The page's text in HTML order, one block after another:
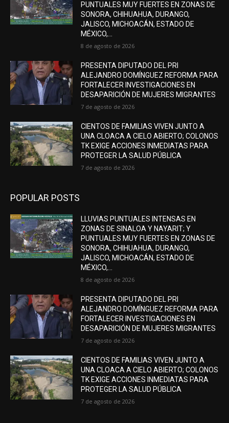
PUNTUALES MUY FUERTES EN ZONAS DE
SONORA, CHIHUAHUA, DURANGO,
JALISCO, MICHOACÁN, ESTADO DE
MÉXICO,...
8 de agosto de 2026
PRESENTA DIPUTADO DEL PRI
ALEJANDRO DOMÍNGUEZ REFORMA PARA
FORTALECER INVESTIGACIONES EN
DESAPARICIÓN DE MUJERES MIGRANTES
7 de agosto de 2026
CIENTOS DE FAMILIAS VIVEN JUNTO A
UNA CLOACA A CIELO ABIERTO; COLONOS
TK EXIGE ACCIONES INMEDIATAS PARA
PROTEGER LA SALUD PÚBLICA
7 de agosto de 2026
POPULAR POSTS
LLUVIAS PUNTUALES INTENSAS EN
ZONAS DE SINALOA Y NAYARIT; Y
PUNTUALES MUY FUERTES EN ZONAS DE
SONORA, CHIHUAHUA, DURANGO,
JALISCO, MICHOACÁN, ESTADO DE
MÉXICO,...
8 de agosto de 2026
PRESENTA DIPUTADO DEL PRI
ALEJANDRO DOMÍNGUEZ REFORMA PARA
FORTALECER INVESTIGACIONES EN
DESAPARICIÓN DE MUJERES MIGRANTES
7 de agosto de 2026
CIENTOS DE FAMILIAS VIVEN JUNTO A
UNA CLOACA A CIELO ABIERTO; COLONOS
TK EXIGE ACCIONES INMEDIATAS PARA
PROTEGER LA SALUD PÚBLICA
7 de agosto de 2026